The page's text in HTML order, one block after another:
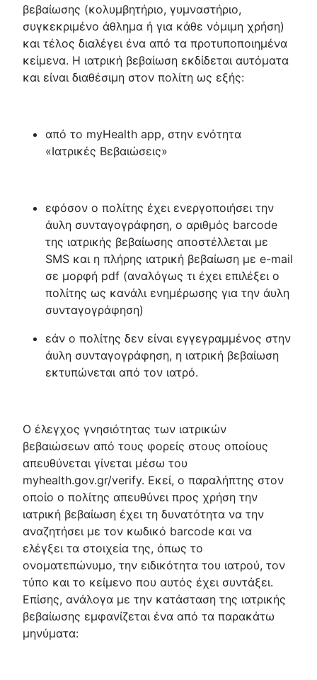
βεβαίωσης (κολυμβητήριο, γυμναστήριο,
συγκεκριμένο άθλημα ή για κάθε νόμιμη χρήση)
και τέλος διαλέγει ένα από τα προτυποποιημένα
κείμενα. Η ιατρική βεβαίωση εκδίδεται αυτόματα
και είναι διαθέσιμη στον πολίτη ως εξής:
από το myHealth app, στην ενότητα
«Ιατρικές Βεβαιώσεις»
εφόσον ο πολίτης έχει ενεργοποιήσει την
άυλη συνταγογράφηση, ο αριθμός barcode
της ιατρικής βεβαίωσης αποστέλλεται με
SMS και η πλήρης ιατρική βεβαίωση με e-mail
σε μορφή pdf (αναλόγως τι έχει επιλέξει ο
πολίτης ως κανάλι ενημέρωσης για την άυλη
συνταγογράφηση)
εάν ο πολίτης δεν είναι εγγεγραμμένος στην
άυλη συνταγογράφηση, η ιατρική βεβαίωση
εκτυπώνεται από τον ιατρό.
Ο έλεγχος γνησιότητας των ιατρικών
βεβαιώσεων από τους φορείς στους οποίους
απευθύνεται γίνεται μέσω του
myhealth.gov.gr/verify. Εκεί, ο παραλήπτης στον
οποίο ο πολίτης απευθύνει προς χρήση την
ιατρική βεβαίωση έχει τη δυνατότητα να την
αναζητήσει με τον κωδικό barcode και να
ελέγξει τα στοιχεία της, όπως το
ονοματεπώνυμο, την ειδικότητα του ιατρού, τον
τύπο και το κείμενο που αυτός έχει συντάξει.
Επίσης, ανάλογα με την κατάσταση της ιατρικής
βεβαίωσης εμφανίζεται ένα από τα παρακάτω
μηνύματα: